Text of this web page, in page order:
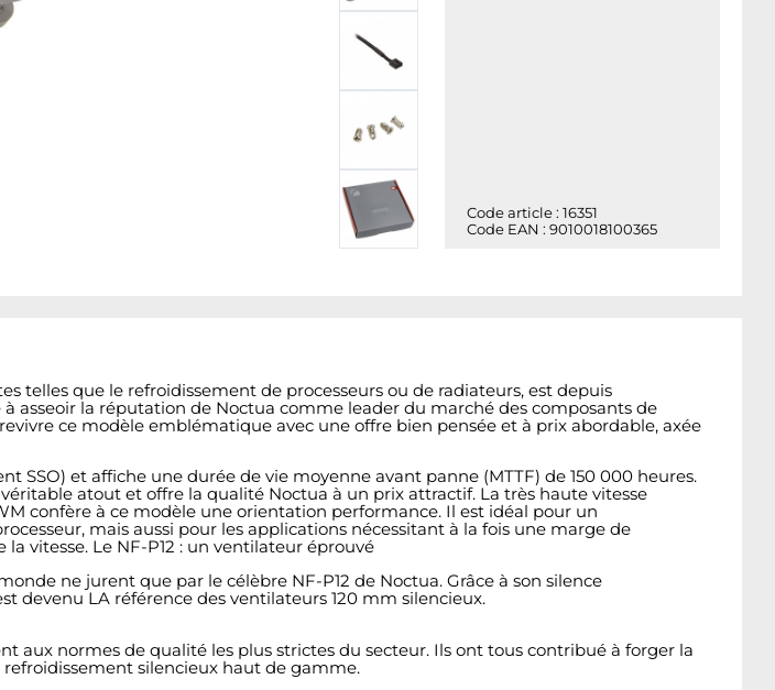
Code article : 16351
Code EAN : 9010018100365
telles que le refroidissement de processeurs ou de radiateurs, est depuis
asseoir la réputation de Noctua comme leader du marché des composants de
ce modèle emblématique avec une offre bien pensée et à prix abordable, axée
et affiche une durée de vie moyenne avant panne (MTTF) de 150 000 heures.
atout et offre la qualité Noctua à un prix attractif. La très haute vitesse
confère à ce modèle une orientation performance. Il est idéal pour un
mais aussi pour les applications nécessitant à la fois une marge de
vitesse. Le NF-P12 : un ventilateur éprouvé
ne jurent que par le célèbre NF-P12 de Noctua. Grâce à son silence
devenu LA référence des ventilateurs 120 mm silencieux.
aux normes de qualité les plus strictes du secteur. Ils ont tous contribué à forger la
silencieux haut de gamme.